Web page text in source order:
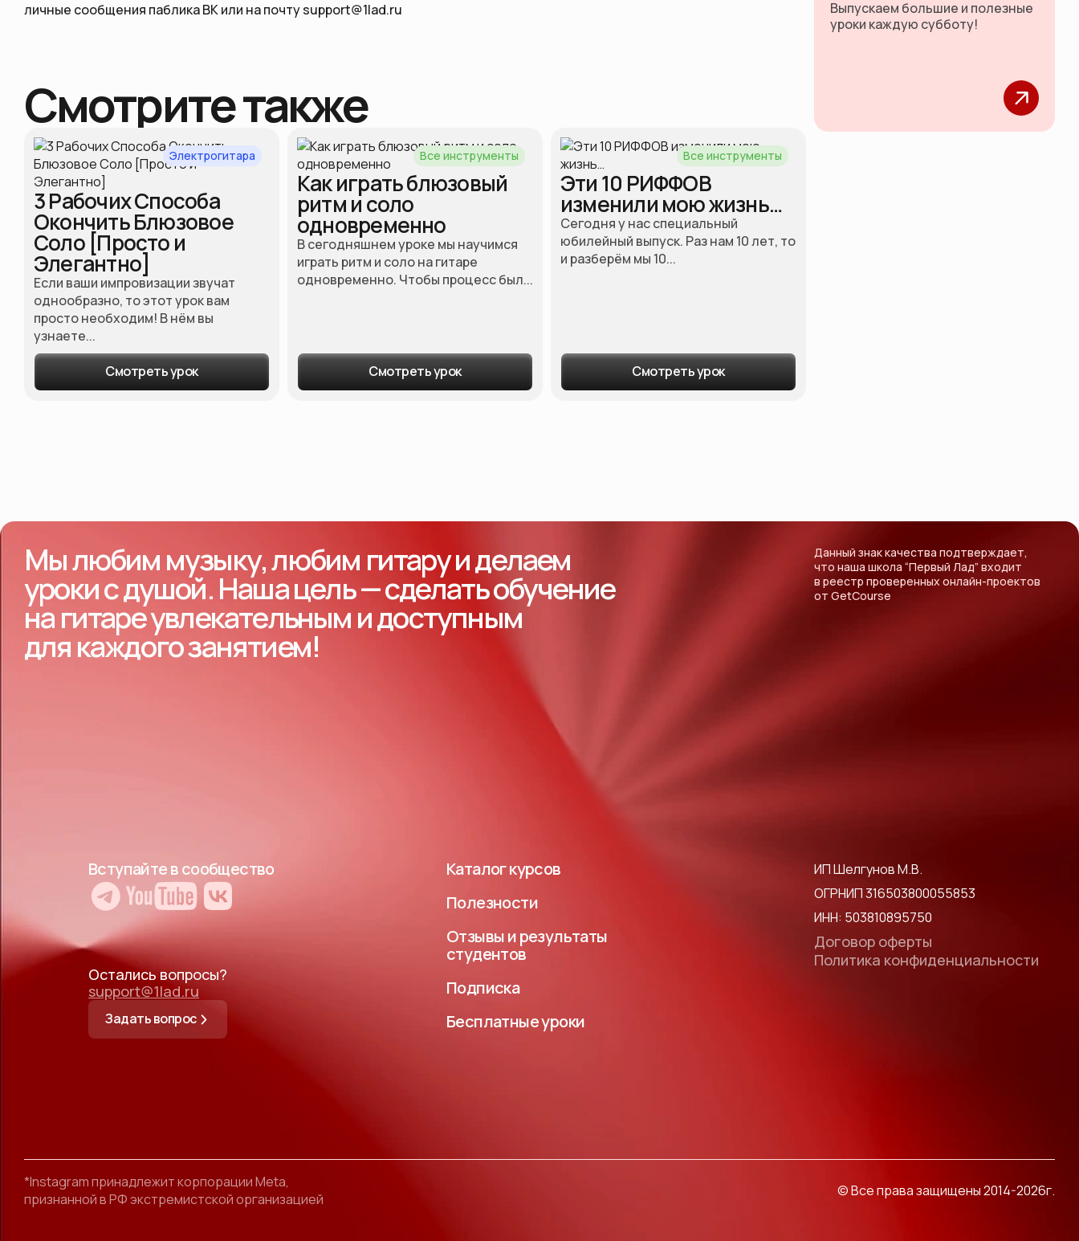
личные сообщения паблика ВК или на почту support@1lad.ru
Смотрите также
Электрогитара
3 Рабочих Способа
Окончить Блюзовое
Соло [Просто и
Элегантно]
Если ваши импровизации звучат
однообразно, то этот урок вам
просто необходим! В нём вы
узнаете...
Смотреть урок
Все инструменты
Как играть блюзовый
ритм и соло
одновременно
В сегодняшнем уроке мы научимся
играть ритм и соло на гитаре
одновременно. Чтобы процесс был...
Смотреть урок
Все инструменты
Эти 10 РИФФОВ
изменили мою жизнь…
Сегодня у нас специальный
юбилейный выпуск. Раз нам 10 лет, то
и разберём мы 10...
Смотреть урок
Выпускаем большие и полезные
уроки каждую субботу!
Мы любим музыку, любим гитару и делаем
уроки с душой. Наша цель — сделать обучение
на гитаре увлекательным и доступным
для каждого занятием!
Данный знак качества подтверждает,
что наша школа “Первый Лад” входит
в реестр проверенных онлайн-проектов
от GetCourse
Вступайте в сообщество
Остались вопросы?
support@1lad.ru
Задать вопрос
Каталог курсов
Полезности
Отзывы и результаты
студентов
Подписка
Бесплатные уроки
ИП Шелгунов М.В.
ОГРНИП 316503800055853
ИНН: 503810895750
Договор оферты
Политика конфиденциальности
*Instagram принадлежит корпорации Meta,
признанной в РФ экстремистской организацией
© Все права защищены 2014-2026г.